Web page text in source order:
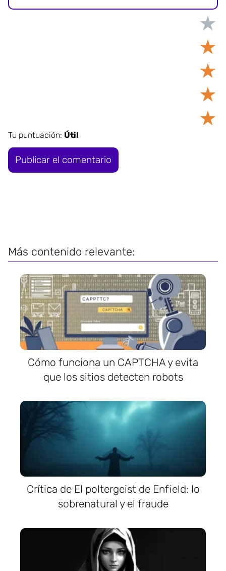
★
★
★
★
★
Tu puntuación: Útil
Más contenido relevante:
Cómo funciona un CAPTCHA y evita
que los sitios detecten robots
Crítica de El poltergeist de Enfield: lo
sobrenatural y el fraude